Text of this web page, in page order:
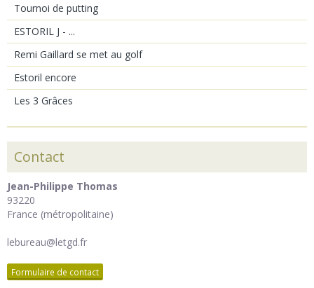
Tournoi de putting
ESTORIL J - ...
Remi Gaillard se met au golf
Estoril encore
Les 3 Grâces
Contact
Jean-Philippe Thomas
93220
France (métropolitaine)
lebureau@letgd.fr
Formulaire de contact